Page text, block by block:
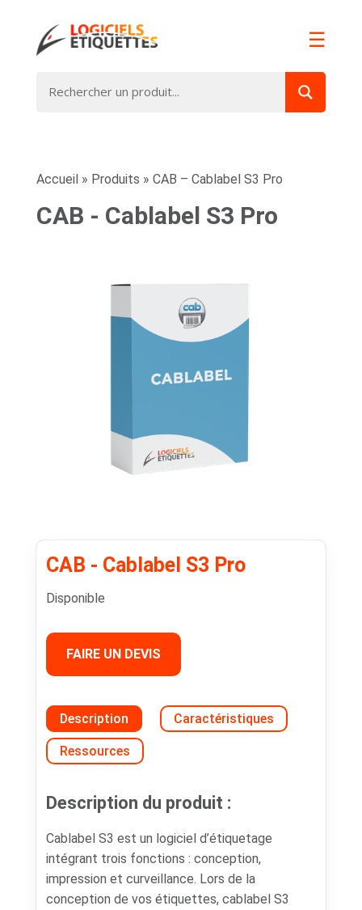
☰
Accueil » Produits » CAB – Cablabel S3 Pro
CAB - Cablabel S3 Pro
CAB - Cablabel S3 Pro
Disponible
FAIRE UN DEVIS
Description Caractéristiques
Ressources
Description du produit :
Cablabel S3 est un logiciel d’étiquetage
intégrant trois fonctions : conception,
impression et curveillance. Lors de la
conception de vos étiquettes, cablabel S3